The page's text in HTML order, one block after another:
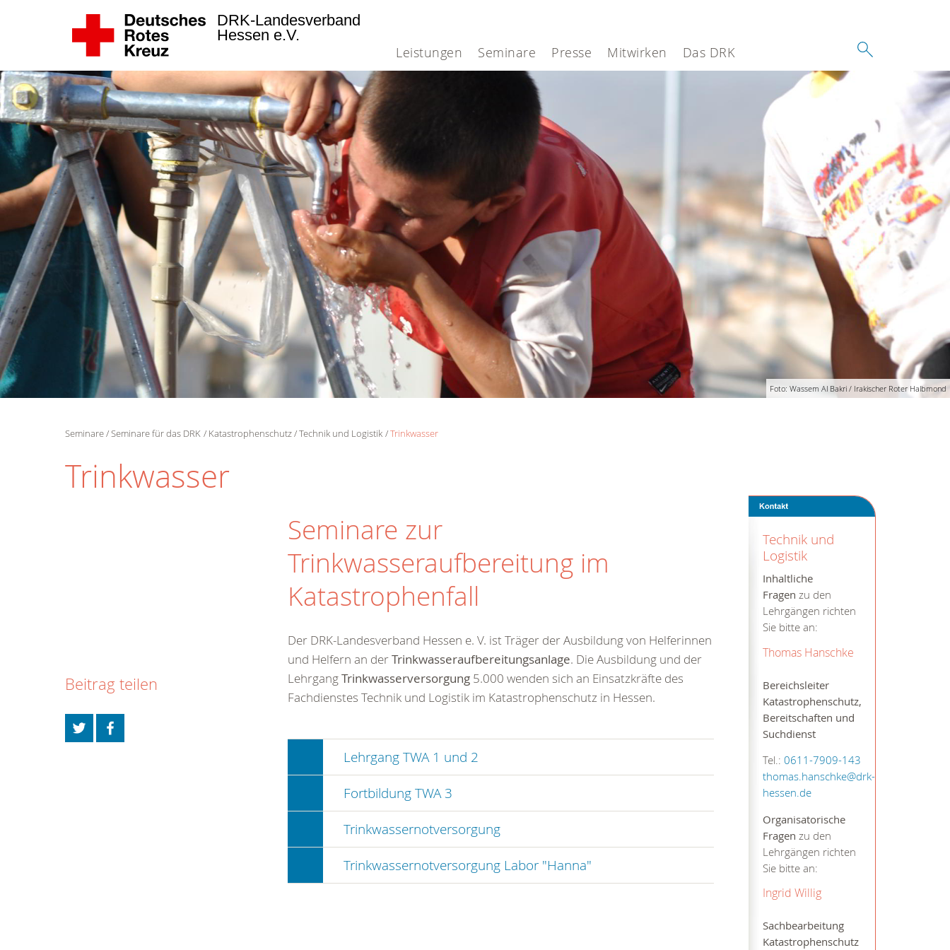
Leistungen Seminare Presse Mitwirken Das DRK
DRK-Landesverband
Hessen e.V.
Foto: Wassem Al Bakri / Irakischer Roter Halbmond
Seminare Seminare für das DRK Katastrophenschutz Technik und Logistik Trinkwasser
Trinkwasser
Technik und
Logistik
Inhaltliche
Fragen zu den
Lehrgängen richten
Sie bitte an:
Thomas Hanschke
Bereichsleiter
Katastrophenschutz,
Bereitschaften und
Suchdienst
Tel.: 0611-7909-143
thomas.hanschke@drk-
hessen.de
Organisatorische
Fragen zu den
Lehrgängen richten
Sie bitte an:
Ingrid Willig
Sachbearbeitung
Katastrophenschutz
Seminare zur
Trinkwasseraufbereitung im
Katastrophenfall
Der DRK-Landesverband Hessen e. V. ist Träger der Ausbildung von Helferinnen
und Helfern an derTrinkwasseraufbereitungsanlage. Die Ausbildung und der
LehrgangTrinkwasserversorgung 5.000 wenden sich an Einsatzkräfte des
Fachdienstes Technik und Logistik im Katastrophenschutz in Hessen.
Lehrgang TWA 1 und 2
Fortbildung TWA 3
Trinkwassernotversorgung
Trinkwassernotversorgung Labor "Hanna"
Beitrag teilen